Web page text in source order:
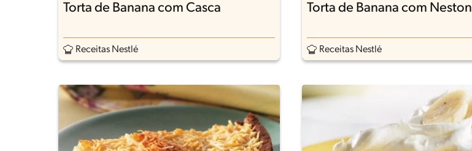
Torta de Banana com Casca
Receitas Nestlé
Torta de Banana com Neston
Receitas Nestlé